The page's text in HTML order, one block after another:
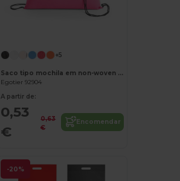
+5
Saco tipo mochila em non-woven (80 g/m²)
Egotier 92904
A partir de:
0,53
€
0,63
€
Encomendar
-20%